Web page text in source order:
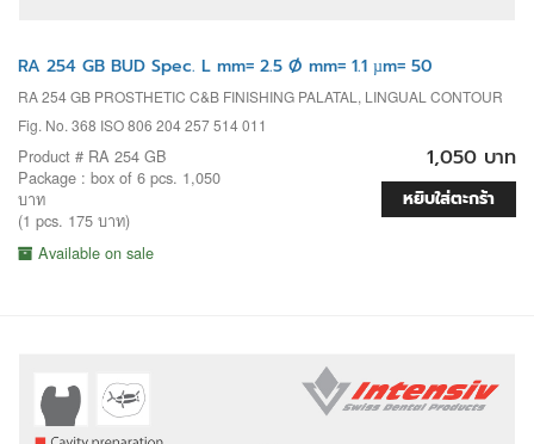
RA 254 GB BUD Spec. L mm= 2.5 Ø mm= 1.1 µm= 50
RA 254 GB PROSTHETIC C&B FINISHING PALATAL, LINGUAL CONTOUR
Fig. No. 368 ISO 806 204 257 514 011
Product # RA 254 GB
Package : box of 6 pcs. 1,050
บาท
(1 pcs. 175 บาท)
Available on sale
1,050 บาท
หยิบใส่ตะกร้า